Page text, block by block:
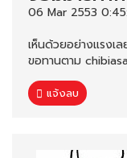
06 Mar 2553
เห็นด้วยอย่างแรงเ
ขอทานตาม
แจ้งลบ